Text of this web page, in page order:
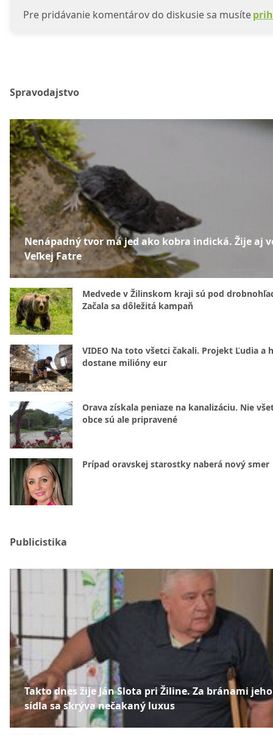
Pre pridávanie komentárov do diskusie sa musíte
Spravodajstvo
Nenápadný tvor má jed ako kobra indická. Žije aj
Veľkej Fatre
Medvede v Žilinskom kraji sú pod
Začala sa dôležitá kampaň
VIDEO Na toto všetci čakali. Projekt Ľudia a
dostane milióny eur
Orava získala peniaze na kanalizáciu. Nie
obce sú ale pripravené
Prípad oravskej starostky naberá nový smer
Publicistika
Takto dnes žije Ján Slota pri Žiline. Za bránami jeho
sídla sa skrýva nečakaný luxus